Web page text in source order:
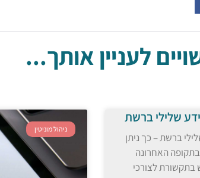
לעניין אותך...
שלילי ברשת
ברשת – כך ניתן
בתקופה האחרונה
לצורכי
ניהול מוניטין